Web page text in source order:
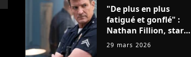
"De plus en plus
fatigué et gonflé" :
Nathan Fillion, star
de The Rookie, a lutté
29 mars 2026